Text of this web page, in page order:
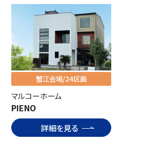
蟹江会場/24区画
マルコーホーム
PIENO
詳細を見る